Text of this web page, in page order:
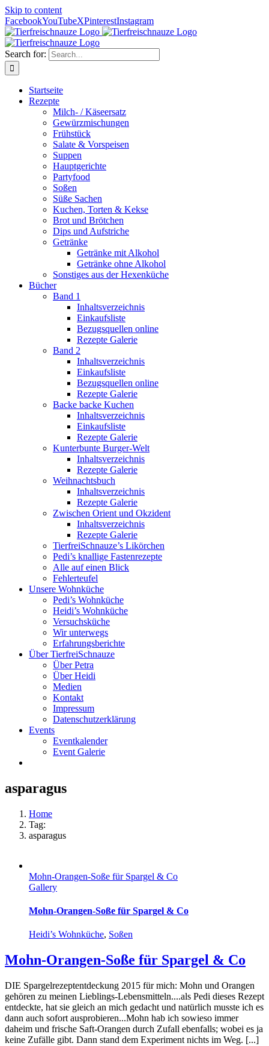
Skip to content
FacebookYouTubeXPinterestInstagram
Search for:
Startseite
Rezepte
Milch- / Käseersatz
Gewürzmischungen
Frühstück
Salate & Vorspeisen
Suppen
Hauptgerichte
Partyfood
Soßen
Süße Sachen
Kuchen, Torten & Kekse
Brot und Brötchen
Dips und Aufstriche
Getränke
Getränke mit Alkohol
Getränke ohne Alkohol
Sonstiges aus der Hexenküche
Bücher
Band 1
Inhaltsverzeichnis
Einkaufsliste
Bezugsquellen online
Rezepte Galerie
Band 2
Inhaltsverzeichnis
Einkaufsliste
Bezugsquellen online
Rezepte Galerie
Backe backe Kuchen
Inhaltsverzeichnis
Einkaufsliste
Rezepte Galerie
Kunterbunte Burger-Welt
Inhaltsverzeichnis
Rezepte Galerie
Weihnachtsbuch
Inhaltsverzeichnis
Rezepte Galerie
Zwischen Orient und Okzident
Inhaltsverzeichnis
Rezepte Galerie
TierfreiSchnauze’s Likörchen
Pedi’s knallige Fastenrezepte
Alle auf einen Blick
Fehlerteufel
Unsere Wohnküche
Pedi’s Wohnküche
Heidi’s Wohnküche
Versuchsküche
Wir unterwegs
Erfahrungsberichte
Über TierfreiSchnauze
Über Petra
Über Heidi
Medien
Kontakt
Impressum
Datenschutzerklärung
Events
Eventkalender
Event Galerie
asparagus
Home
Tag:
asparagus
Mohn-Orangen-Soße für Spargel & Co
Gallery
Mohn-Orangen-Soße für Spargel & Co
Heidi’s Wohnküche, Soßen
Mohn-Orangen-Soße für Spargel & Co
DIE Spargelrezeptentdeckung 2015 für mich: Mohn und Orangen
gehören zu meinen Lieblings-Lebensmitteln....als Pedi dieses Rezept
entdeckte, hat sie gleich an mich gedacht und natürlich musste ich es
dann auch sofort ausprobieren...Mohn hab ich sowieso immer
daheim und frische Saft-Orangen durch Zufall ebenfalls; wobei es ja
keine Zufälle gibt. Dann stand dem Experiment nichts im Weg. [...]